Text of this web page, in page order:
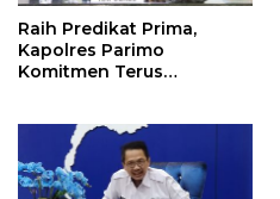
Raih Predikat Prima,
Kapolres Parimo
Komitmen Terus